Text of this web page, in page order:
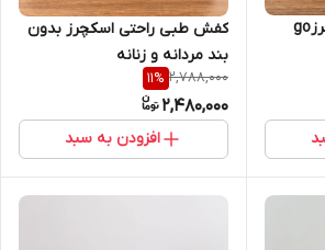
کفش طبی راحتی اسکچرزgo
کفش طبی راحتی اسکچرز بدون
بند مردانه و زنانه
2,788,000
11%
2,480,000
افزودن به سبد